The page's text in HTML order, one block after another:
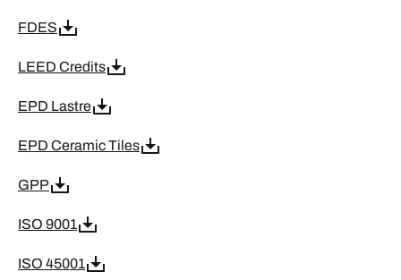
FDES
LEED Credits
EPD Lastre
EPD Ceramic Tiles
GPP
ISO 9001
ISO 45001